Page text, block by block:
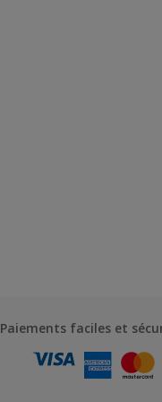
Paiements faciles et